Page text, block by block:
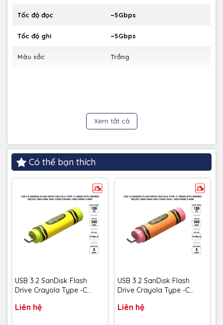
6. Lựa chọn hoàn hảo cho mọi đối tượng:
My Passport là người bạn đồng hành lý tưởng cho những
người dùng năng động, thường xuyên di chuyển.
Phù hợp cho học sinh, sinh viên, nhân viên văn phòng, người
sáng tạo nội dung,...
Lựa chọn hoàn hảo để lưu trữ dữ liệu cá nhân, công việc và
giải trí.
Tốc độ đọc ~5Gbps
Tốc độ ghi ~5Gbps
Màu sắc Trắng
Xem tất cả
Có thể bạn thích
USB 3.2 SanDisk Flash
Drive Crayola Type -C
SDCZIC-128G-G46L màu
Liên hệ
USB 3.2 SanDisk Flash
Drive Crayola Type -C
SDCZIC-128G-G46O màu
Liên hệ